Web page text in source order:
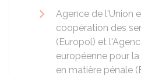
Agence de l'Union
coopération des
(Europol) et
européenne pour
en matière pénale